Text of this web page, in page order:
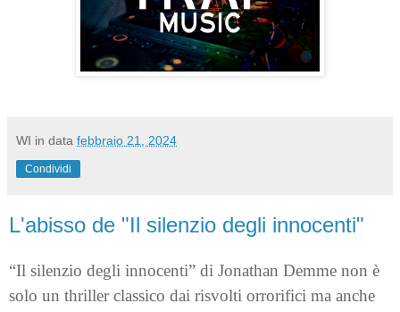
WI in data febbraio 21, 2024
Condividi
L'abisso de "Il silenzio degli innocenti"
“Il silenzio degli innocenti” di Jonathan Demme non è
solo un thriller classico dai risvolti orrorifici ma anche